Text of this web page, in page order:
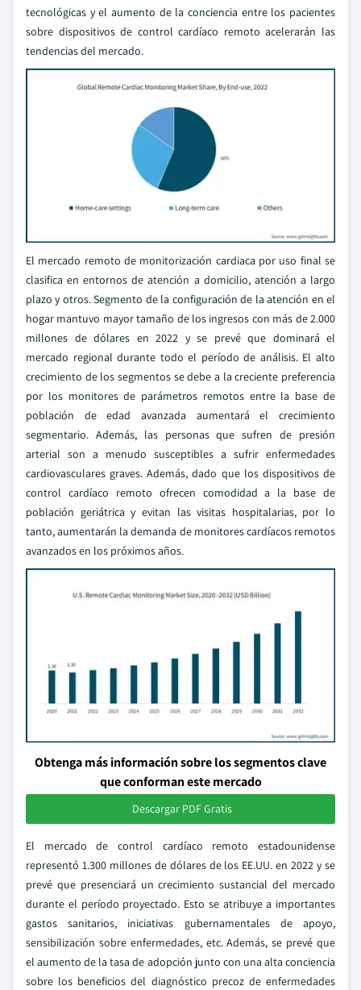
tecnológicas y el aumento de la conciencia entre los pacientes
sobre dispositivos de control cardíaco remoto acelerarán las
tendencias del mercado.
El mercado remoto de monitorización cardiaca por uso final se
clasifica en entornos de atención a domicilio, atención a largo
plazo y otros. Segmento de la configuración de la atención en el
hogar mantuvo mayor tamaño de los ingresos con más de 2.000
millones de dólares en 2022 y se prevé que dominará el
mercado regional durante todo el período de análisis. El alto
crecimiento de los segmentos se debe a la creciente preferencia
por los monitores de parámetros remotos entre la base de
población de edad avanzada aumentará el crecimiento
segmentario. Además, las personas que sufren de presión
arterial son a menudo susceptibles a sufrir enfermedades
cardiovasculares graves. Además, dado que los dispositivos de
control cardíaco remoto ofrecen comodidad a la base de
población geriátrica y evitan las visitas hospitalarias, por lo
tanto, aumentarán la demanda de monitores cardíacos remotos
avanzados en los próximos años.
Obtenga más información sobre los segmentos clave
que conforman este mercado
Descargar PDF Gratis
El mercado de control cardíaco remoto estadounidense
representó 1.300 millones de dólares de los EE.UU. en 2022 y se
prevé que presenciará un crecimiento sustancial del mercado
durante el período proyectado. Esto se atribuye a importantes
gastos sanitarios, iniciativas gubernamentales de apoyo,
sensibilización sobre enfermedades, etc. Además, se prevé que
el aumento de la tasa de adopción junto con una alta conciencia
sobre los beneficios del diagnóstico precoz de enfermedades